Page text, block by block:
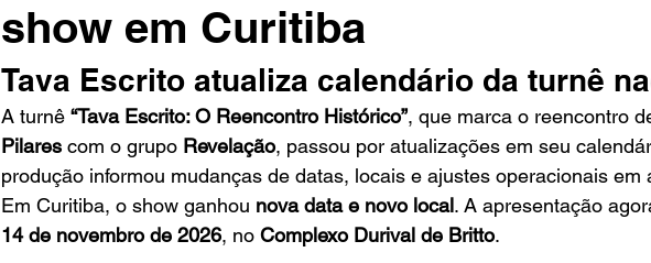
show em Curitiba
Tava Escrito atualiza calendário da turnê
A turnê “Tava Escrito: O Reencontro Histórico”, que marca o reencontro
Pilares com o grupo Revelação, passou por atualizações em seu
produção informou mudanças de datas, locais e ajustes operacionais em
Em Curitiba, o show ganhou nova data e novo local. A apresentação
14 de novembro de 2026, no Complexo Durival de Britto.